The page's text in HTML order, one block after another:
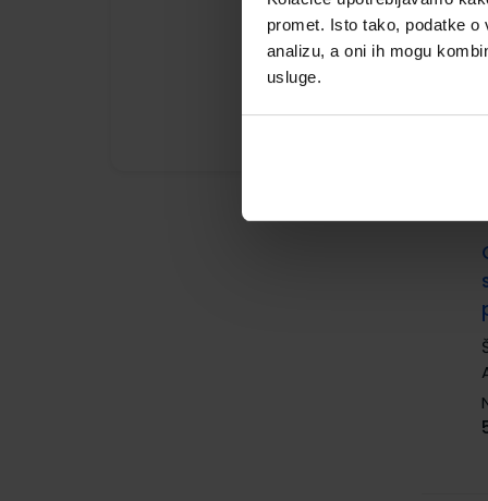
promet. Isto tako, podatke
analizu, a oni ih mogu
usluge.